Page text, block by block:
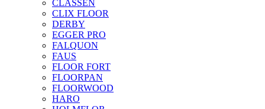
CLASSEN
CLIX FLOOR
DERBY
EGGER PRO
FALQUON
FAUS
FLOOR FORT
FLOORPAN
FLOORWOOD
HARO